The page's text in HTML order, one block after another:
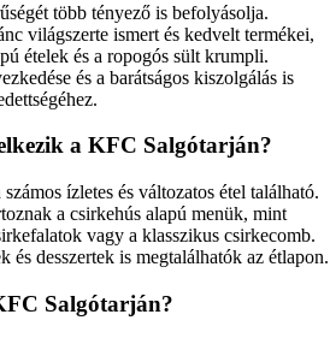
több tényező is befolyásolja.
világszerte ismert és kedvelt termékei,
ételek és a ropogós sült krumpli.
és a barátságos kiszolgálás is
a KFC Salgótarján?
ízletes és változatos étel található.
a csirkehús alapú menük, mint
vagy a klasszikus csirkecomb.
és desszertek is megtalálhatók az étlapon.
Salgótarján?